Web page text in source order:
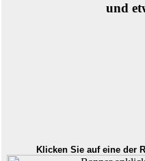
und
Klicken Sie auf eine der